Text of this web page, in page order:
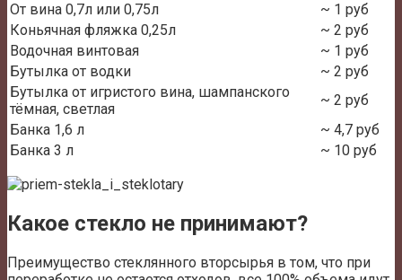
От вина 0,7л или 0,75л
~ 1 руб
Коньячная фляжка 0,25л
~ 2 руб
Водочная винтовая
~ 1 руб
Бутылка от водки
~ 2 руб
Бутылка от игристого вина, шампанского
тёмная, светлая
~ 2 руб
Банка 1,6 л
~ 4,7 руб
Банка 3 л
~ 10 руб
Какое стекло не принимают?
Преимущество стеклянного вторсырья в том, что при